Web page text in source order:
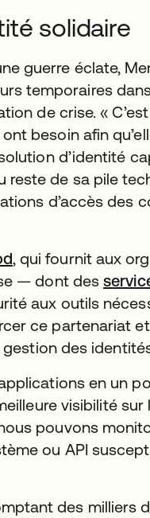
solidaire
guerre éclate,
temporaires
de crise. «
besoin afin
d’identité
de sa pile
d’accès des
, qui fournit aux
— dont des
aux outils
ce partenariat
des
en un
visibilité
pouvons
ou API
des milliers